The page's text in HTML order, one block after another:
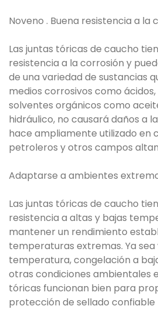
Noveno . Buena resistencia a la
Las juntas tóricas de caucho
resistencia a la corrosión y
de una variedad de sustancias
medios corrosivos como ácidos,
solventes orgánicos como
hidráulico, no causará daños a
hace ampliamente utilizado en
petroleros y otros campos
Adaptarse a ambientes
Las juntas tóricas de caucho
resistencia a altas y bajas
mantener un rendimiento
temperaturas extremas. Ya
temperatura, congelación a
otras condiciones ambientales
tóricas funcionan bien para
protección de sellado confiable